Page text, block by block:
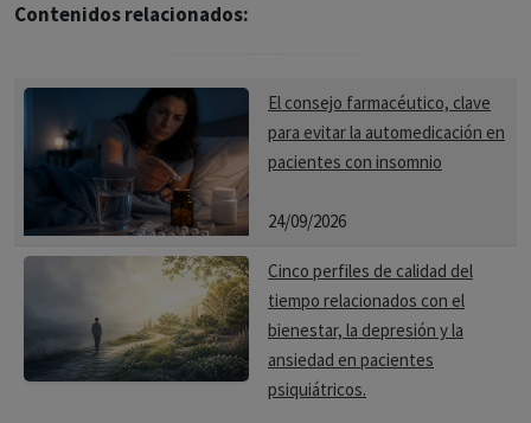
Contenidos relacionados:
El consejo farmacéutico, clave
para evitar la automedicación en
pacientes con insomnio
24/09/2026
Cinco perfiles de calidad del
tiempo relacionados con el
bienestar, la depresión y la
ansiedad en pacientes
psiquiátricos.